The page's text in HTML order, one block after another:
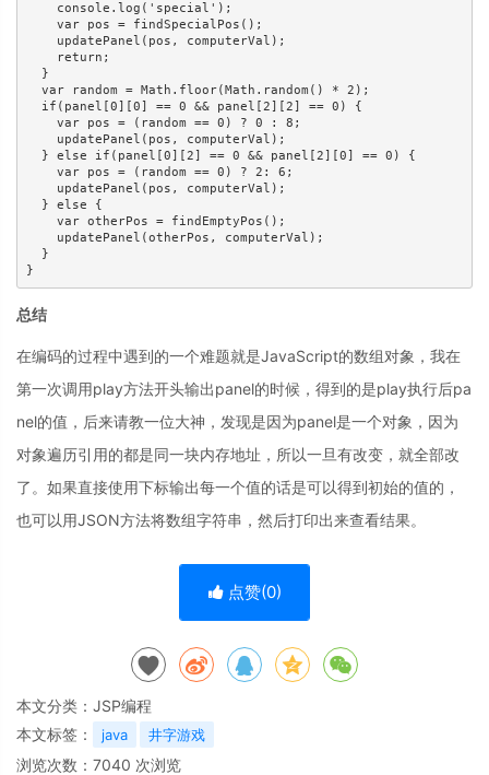
    console.log('special');
    var pos = findSpecialPos();
    updatePanel(pos, computerVal);
    return;
  }
  var random = Math.floor(Math.random() * 2);
  if(panel[0][0] == 0 && panel[2][2] == 0) {
    var pos = (random == 0) ? 0 : 8;
    updatePanel(pos, computerVal);
  } else if(panel[0][2] == 0 && panel[2][0] == 0) {
    var pos = (random == 0) ? 2: 6;
    updatePanel(pos, computerVal);
  } else {
    var otherPos = findEmptyPos();
    updatePanel(otherPos, computerVal);
  }
总结
在编码的过程中遇到的一个难题就是JavaScript的数组对象，我在
第一次调用play方法开头输出panel的时候，得到的是play执行后pa
nel的值，后来请教一位大神，发现是因为panel是一个对象，因为
对象遍历引用的都是同一块内存地址，所以一旦有改变，就全部改
了。如果直接使用下标输出每一个值的话是可以得到初始的值的，
也可以用JSON方法将数组字符串，然后打印出来查看结果。
点赞(0)
本文分类： JSP编程
本文标签：
java 井字游戏
浏览次数： 7040 次浏览